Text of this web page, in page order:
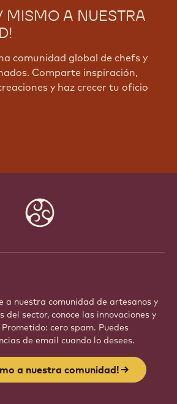
MISMO A NUESTRA
comunidad global de chefs y
Comparte inspiración,
y haz crecer tu oficio
a nuestra comunidad de artesanos y
del sector, conoce las innovaciones y
cero spam. Puedes
de email cuando lo desees.
a nuestra comunidad!